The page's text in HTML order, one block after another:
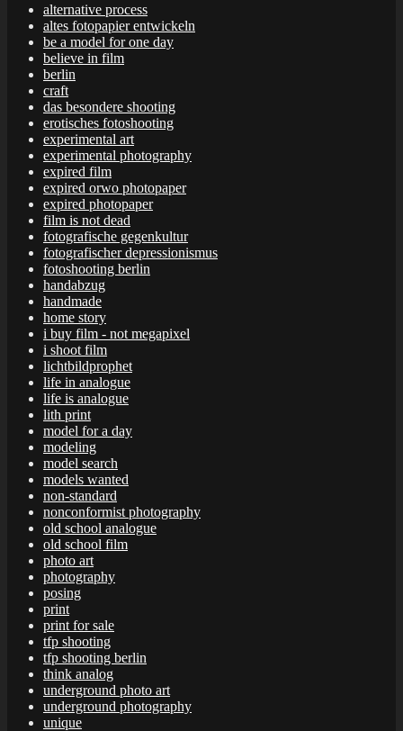
alternative process
altes fotopapier entwickeln
be a model for one day
believe in film
berlin
craft
das besondere shooting
erotisches fotoshooting
experimental art
experimental photography
expired film
expired orwo photopaper
expired photopaper
film is not dead
fotografische gegenkultur
fotografischer depressionismus
fotoshooting berlin
handabzug
handmade
home story
i buy film - not megapixel
i shoot film
lichtbildprophet
life in analogue
life is analogue
lith print
model for a day
modeling
model search
models wanted
non-standard
nonconformist photography
old school analogue
old school film
photo art
photography
posing
print
print for sale
tfp shooting
tfp shooting berlin
think analog
underground photo art
underground photography
unique